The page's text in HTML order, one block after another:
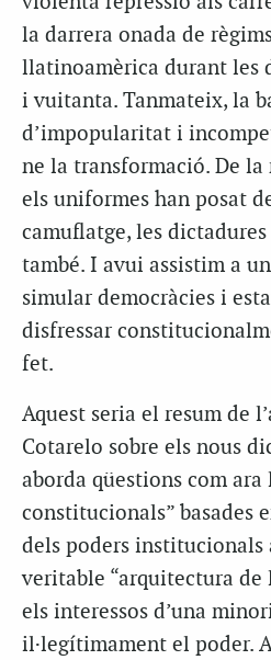
la darrera onada de
llatinoamèrica durant les
i vuitanta. Tanmateix, la
d’impopularitat i
ne la transformació. De la
els uniformes han posat
camuflatge, les
també. I avui assistim a
simular democràcies i
disfressar
fet.
Aquest seria el resum de
Cotarelo sobre els nous
aborda qüestions com ara
constitucionals” basades
dels poders institucionals
veritable “arquitectura de
els interessos d’una
il·legítimament el poder.